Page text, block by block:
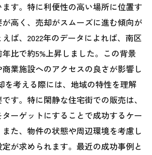
す。特に利便性の高い場所に位置す
高く、売却がスムーズに進む傾向が
ば、2022年のデータによれば、南区
比で約5%上昇しました。この背景
業施設へのアクセスの良さが影響し
を考える際には、地域の特性を理解
す。特に閑静な住宅街での販売は、
ーゲットにすることで成功するケー
た、物件の状態や周辺環境を考慮し
が求められます。最近の成功事例と